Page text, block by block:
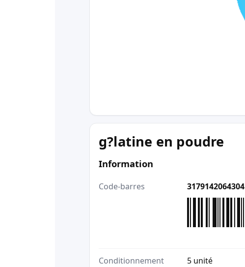
g?latine en poudre
Information
Code-barres 3179142064304
Conditionnement 5 unité